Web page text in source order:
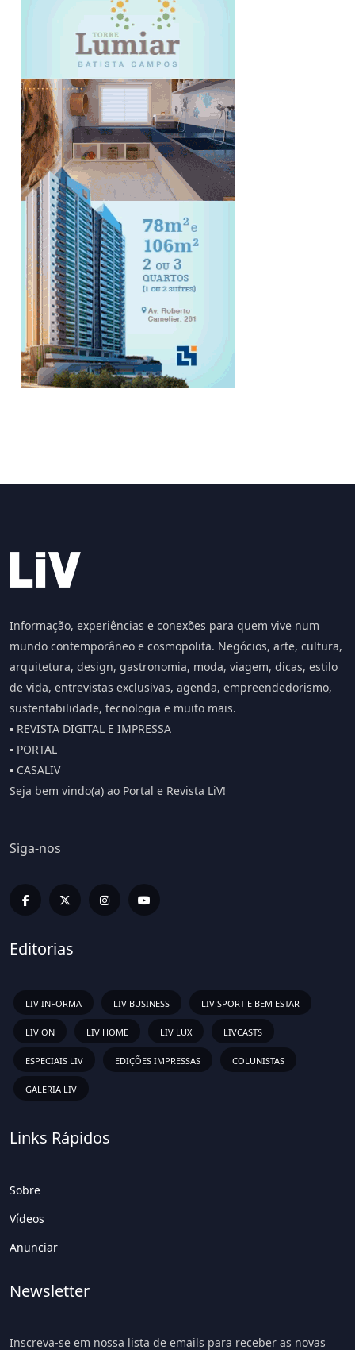
Informação, experiências e conexões para quem vive num
mundo contemporâneo e cosmopolita. Negócios, arte, cultura,
arquitetura, design, gastronomia, moda, viagem, dicas, estilo
de vida, entrevistas exclusivas, agenda, empreendedorismo,
sustentabilidade, tecnologia e muito mais.
▪️ REVISTA DIGITAL E IMPRESSA
▪️ PORTAL
▪️ CASALIV
Seja bem vindo(a) ao Portal e Revista LiV!
Siga-nos
Editorias
LIV INFORMA LIV BUSINESS LIV SPORT E BEM ESTAR
LIV ON LIV HOME LIV LUX LIVCASTS
ESPECIAIS LIV EDIÇÕES IMPRESSAS COLUNISTAS
GALERIA LIV
Links Rápidos
Sobre
Vídeos
Anunciar
Newsletter
Inscreva-se em nossa lista de emails para receber as novas